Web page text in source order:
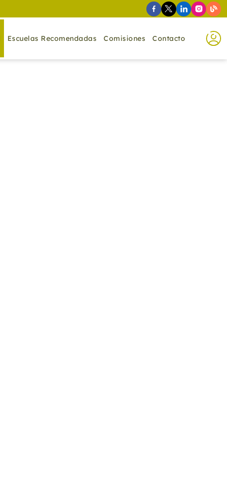
Escuelas Recomendadas Comisiones Contacto